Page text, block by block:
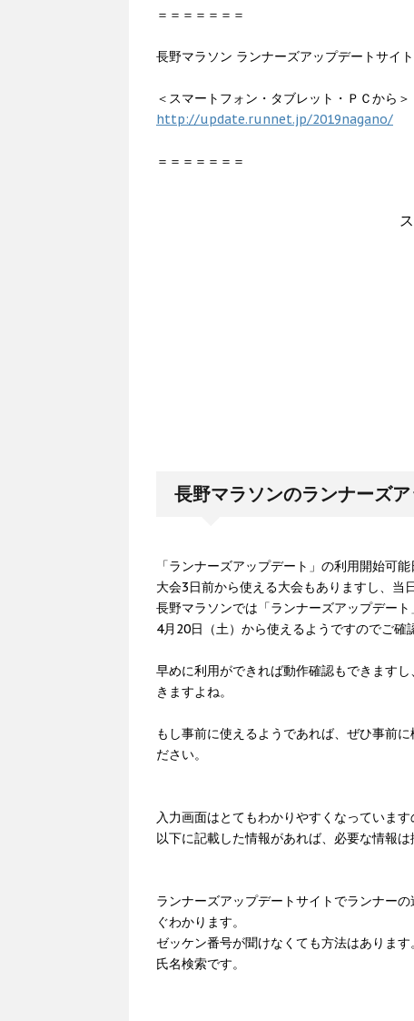
＝＝＝＝＝＝＝
長野マラソン ランナーズアップデートサイト
＜スマートフォン・タブレット・ＰＣから＞
http://update.runnet.jp/2019nagano/
＝＝＝＝＝＝＝
長野マラソンのランナーズ
「ランナーズアップデート」の利用開始可
大会3日前から使える大会もありますし、当
長野マラソンでは「ランナーズアップデート
4月20日（土）から使えるようですのでご確
早めに利用ができれば動作確認もできます
きますよね。
もし事前に使えるようであれば、ぜひ事前
ださい。
入力画面はとてもわかりやすくなっています
以下に記載した情報があれば、必要な情報は
ランナーズアップデートサイトでランナー
ぐわかります。
ゼッケン番号が聞けなくても方法はあります。
氏名検索です。